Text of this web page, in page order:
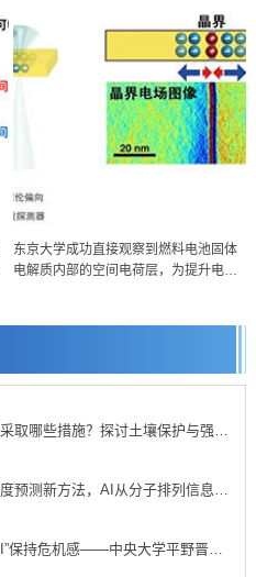
东京大学成功直接观察到燃料电池固体
电解质内部的空间电荷层，为提升电池
质细胞包裹保护受损神经细胞的机
病疗法
——中央大学平野晋教授专访
取哪些措施？探讨土壤保护与强化
预测新方法，AI从分子排列信息中
保持危机感——中央大学平野晋教